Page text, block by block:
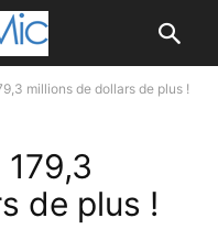
millions de dollars de plus !
de plus !